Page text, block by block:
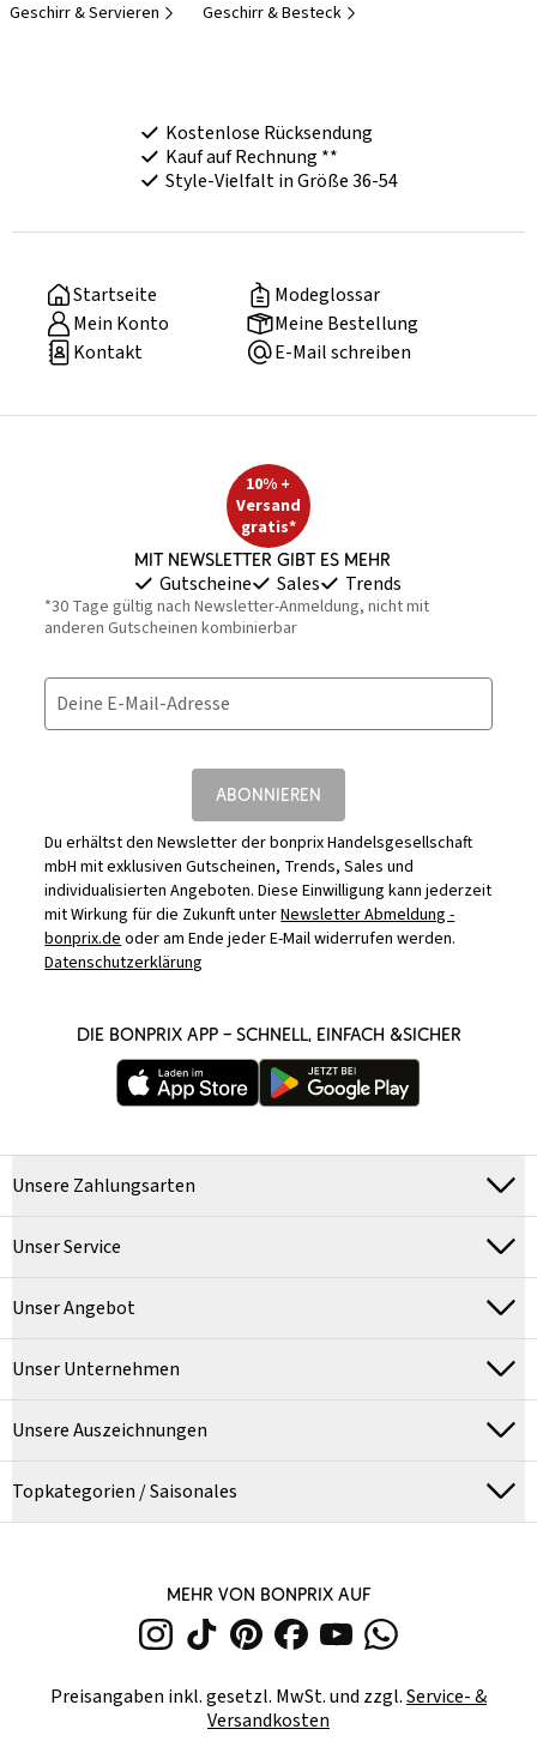
Geschirr & Servieren Geschirr & Besteck
Kostenlose Rücksendung
Kauf auf Rechnung **
Style-Vielfalt in Größe 36-54
Startseite
Modeglossar
Mein Konto
Meine Bestellung
Kontakt
E-Mail schreiben
10% +
Versand
gratis*
Mit Newsletter gibt es mehr
Gutscheine Sales Trends
*30 Tage gültig nach Newsletter-Anmeldung, nicht mit
anderen Gutscheinen kombinierbar
Deine E-Mail-Adresse
ABONNIEREN
Du erhältst den Newsletter der bonprix Handelsgesellschaft
mbH mit exklusiven Gutscheinen, Trends, Sales und
individualisierten Angeboten. Diese Einwilligung kann jederzeit
mit Wirkung für die Zukunft unterNewsletter Abmeldung -
bonprix.deoder am Ende jeder E-Mail widerrufen werden.
Datenschutzerklärung
DIE BONPRIX APP – SCHNELL, EINFACH &SICHER
Unsere Zahlungsarten
Unser Service
Unser Angebot
Unser Unternehmen
Unsere Auszeichnungen
Topkategorien / Saisonales
MEHR VON BONPRIX AUF
Preisangaben inkl. gesetzl. MwSt. und zzgl.Service- &
Versandkosten